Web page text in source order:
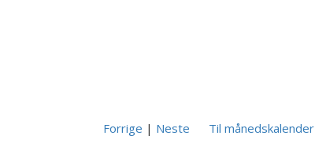
Forrige | Neste Til månedskalender